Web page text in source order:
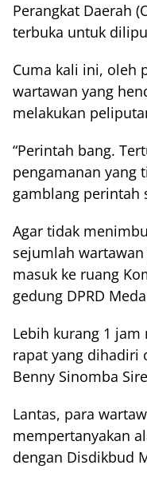
Perangkat Daerah
terbuka untuk
Cuma kali ini, oleh
wartawan yang
melakukan
“Perintah bang.
pengamanan yang
gamblang perintah
Agar tidak
sejumlah
masuk ke ruang
gedung DPRD
Lebih kurang 1
rapat yang dihadiri
Benny Sinomba
Lantas, para
mempertanyakan
dengan Disdikbud